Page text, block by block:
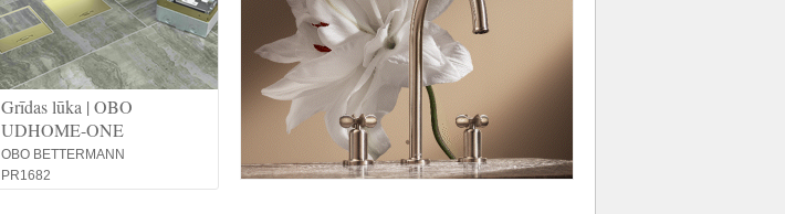
Grīdas lūka | OBO
UDHOME-ONE
OBO BETTERMANN
PR1682